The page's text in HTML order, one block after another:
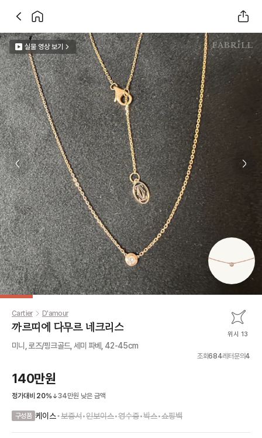
실물 영상 보기
Previous slide
Cartier D'amour
까르띠에 다무르 네크리스 위시 13
미니, 로즈/핑크골드, 세미 파베, 42-45cm
조회684레터문의4
140만원
정가대비 20% 34만원 낮은 금액
구성품 케이스•보증서•인보이스•영수증•박스•쇼핑백